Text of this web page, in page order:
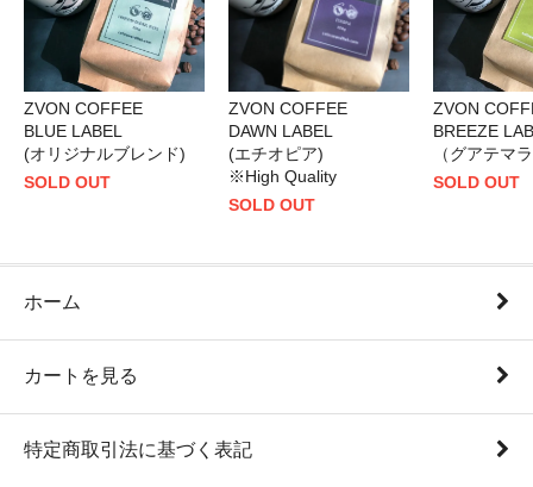
ZVON COFFEE
BLUE LABEL
(オリジナルブレンド)
SOLD OUT
ZVON COFFEE
DAWN LABEL
(エチオピア)
※High Quality
SOLD OUT
ZVON
BREEZE
（グアテマ
SOLD OUT
ホーム
カートを見る
特定商取引法に基づく表記